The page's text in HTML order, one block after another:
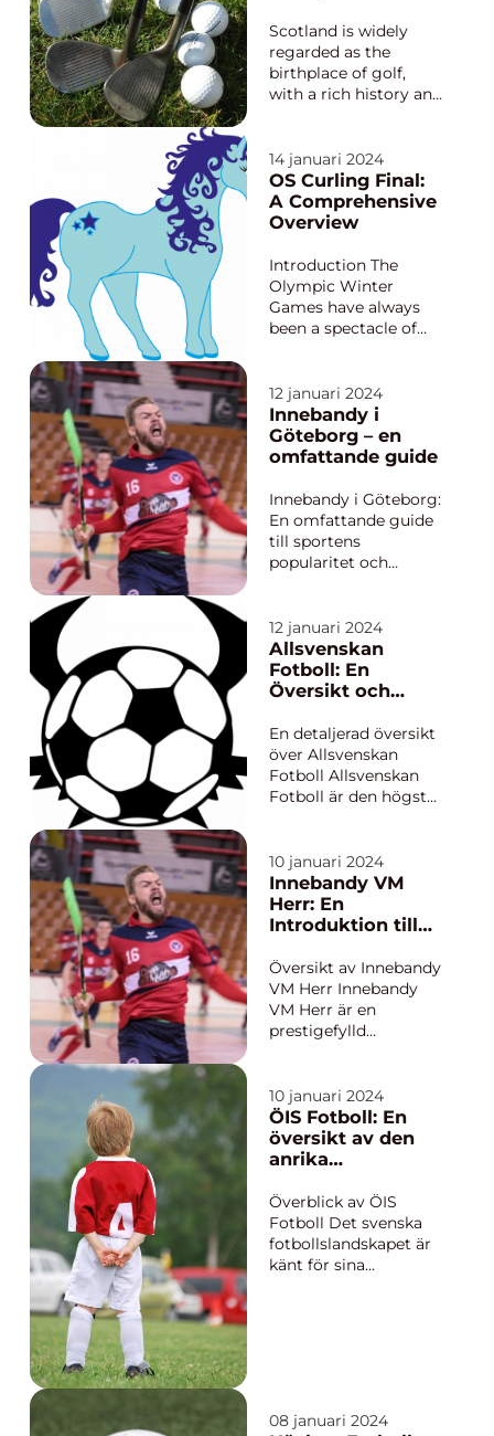
är viktiga för att s...
Scotland is widely
regarded as the
birthplace of golf,
with a rich history and
attract enthusiasts
from around the
world. In this
comprehensive
into the world of
Scotland golf,
exploring...
14 januari 2024
OS Curling Final:
A Comprehensive
Overview
Introduction The
Olympic Winter
Games have always
been a spectacle of
sport that has gained
immense popularity
in recent years is
curling. While the
tournament is
captivating, the
climax of the ev...
12 januari 2024
Innebandy i
Göteborg – en
omfattande guide
Innebandy i Göteborg:
En omfattande guide
till sportens
popularitet och
senare år blivit en av
de mest populära och
dynamiska sporterna i
Göteborg. Med ett
klubbar har staden
blivit ett ce...
12 januari 2024
Allsvenskan
Fotboll: En
Översikt och
En detaljerad översikt
över Allsvenskan
Fotboll Allsvenskan
Fotboll är den högsta
landets mest
prestigefyllda och
populära
fotbollstävling. Serien
spelar mot varandra
under en säsong som
sträck...
10 januari 2024
Innebandy VM
Herr: En
Introduktion till
en i Innebandy för
Herrar
Översikt av Innebandy
VM Herr Innebandy
VM Herr är en
prestigefylld
för herrlag i
innebandy. Det
arrangeras vartannat
år och samlar de
innebandynationerna
från hela världen.
Tävlingen lockar stora
skaror av fan...
10 januari 2024
ÖIS Fotboll: En
översikt av den
anrika
Överblick av ÖIS
Fotboll Det svenska
fotbollslandskapet är
känt för sina
redan år 1887 och
08 januari 2024